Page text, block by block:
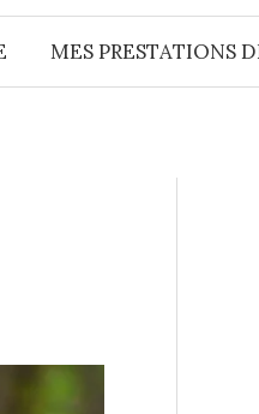
MES PRESTATIONS